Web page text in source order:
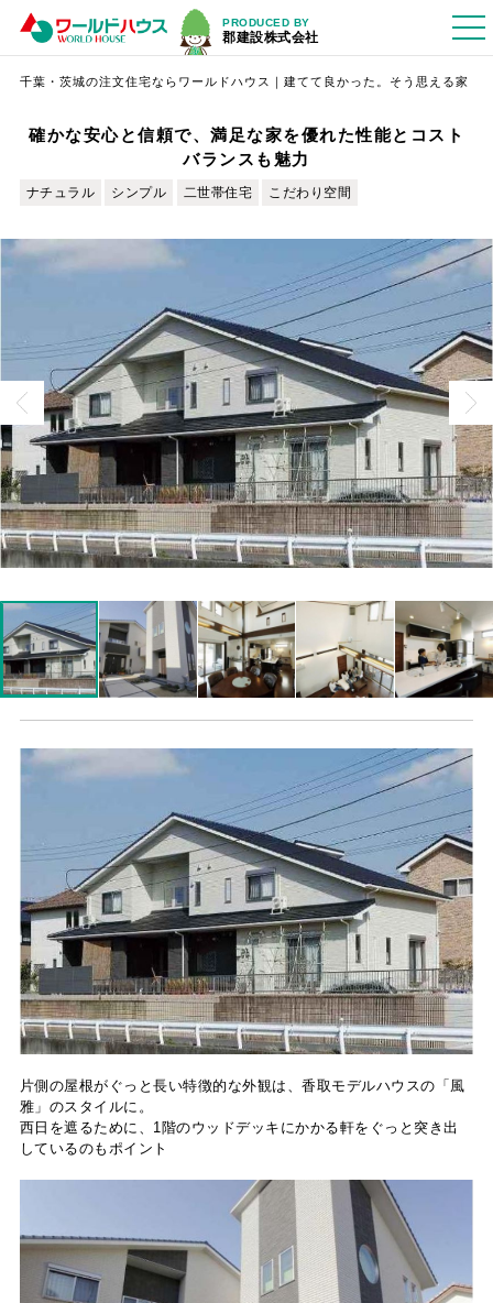
PRODUCED BY
郡建設株式会社
千葉・茨城の注文住宅ならワールドハウス｜建てて良かった。そう思える家
確かな安心と信頼で、満足な家を優れた性能とコスト
バランスも魅力
ナチュラル シンプル 二世帯住宅 こだわり空間
片側の屋根がぐっと長い特徴的な外観は、香取モデルハウスの「風
雅」のスタイルに。
西日を遮るために、1階のウッドデッキにかかる軒をぐっと突き出
しているのもポイント